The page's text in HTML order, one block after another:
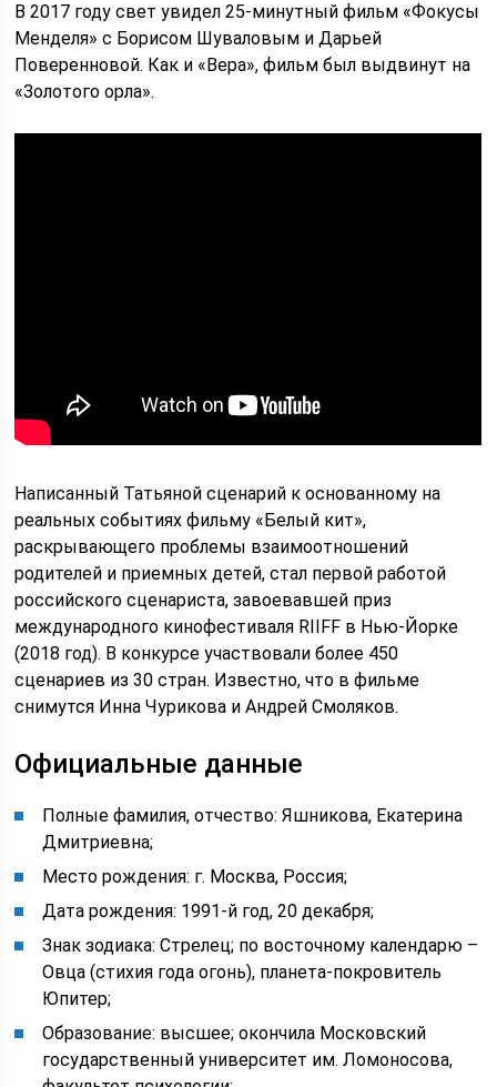
В 2017 году свет увидел 25-минутный фильм «Фокусы
Менделя» с Борисом Шуваловым и Дарьей
Поверенновой. Как и «Вера», фильм был выдвинут на
«Золотого орла».
Написанный Татьяной сценарий к основанному на
реальных событиях фильму «Белый кит»,
раскрывающего проблемы взаимоотношений
родителей и приемных детей, стал первой работой
российского сценариста, завоевавшей приз
международного кинофестиваля RIIFF в Нью-Йорке
(2018 год). В конкурсе участвовали более 450
сценариев из 30 стран. Известно, что в фильме
снимутся Инна Чурикова и Андрей Смоляков.
Официальные данные
Полные фамилия, отчество: Яшникова, Екатерина
Дмитриевна;
Место рождения: г. Москва, Россия;
Дата рождения: 1991-й год, 20 декабря;
Знак зодиака: Стрелец; по восточному календарю –
Овца (стихия года огонь), планета-покровитель
Юпитер;
Образование: высшее; окончила Московский
государственный университет им. Ломоносова,